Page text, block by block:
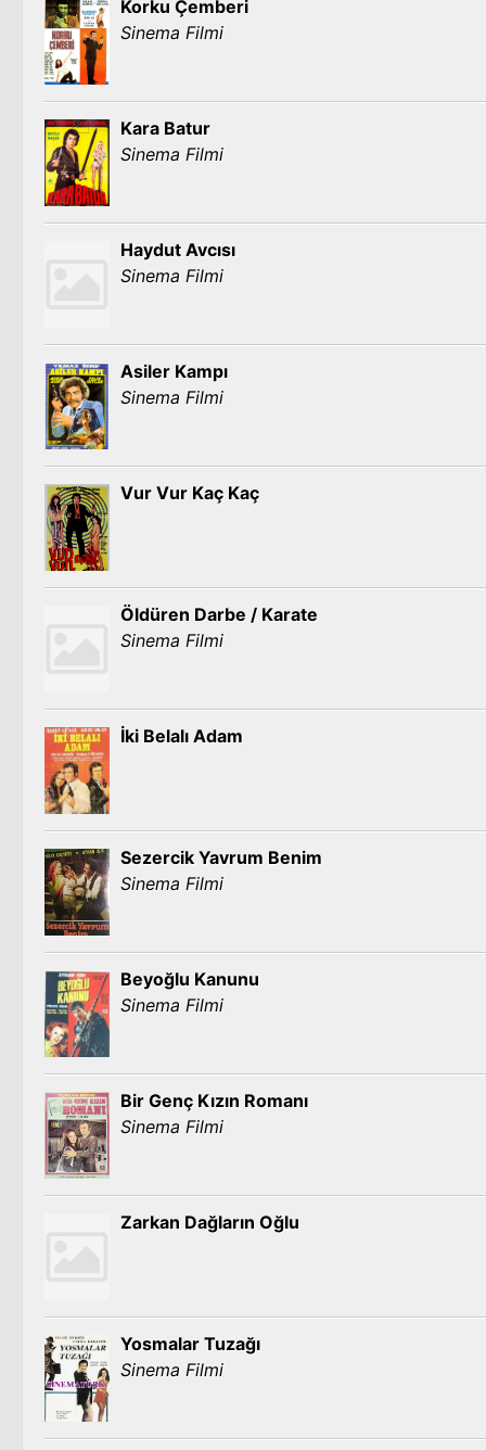
Korku Çemberi
Sinema Filmi
Kara Batur
Sinema Filmi
Haydut Avcısı
Sinema Filmi
Asiler Kampı
Sinema Filmi
Vur Vur Kaç Kaç
Öldüren Darbe / Karate
Sinema Filmi
İki Belalı Adam
Sezercik Yavrum Benim
Sinema Filmi
Beyoğlu Kanunu
Sinema Filmi
Bir Genç Kızın Romanı
Sinema Filmi
Zarkan Dağların Oğlu
Yosmalar Tuzağı
Sinema Filmi